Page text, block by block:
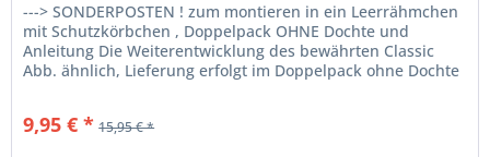
---> SONDERPOSTEN ! zum montieren in ein Leerrähmchen
mit Schutzkörbchen , Doppelpack OHNE Dochte und
Anleitung Die Weiterentwicklung des bewährten Classic
Abb. ähnlich, Lieferung erfolgt im Doppelpack ohne Dochte
9,95 € * 15,95 € *